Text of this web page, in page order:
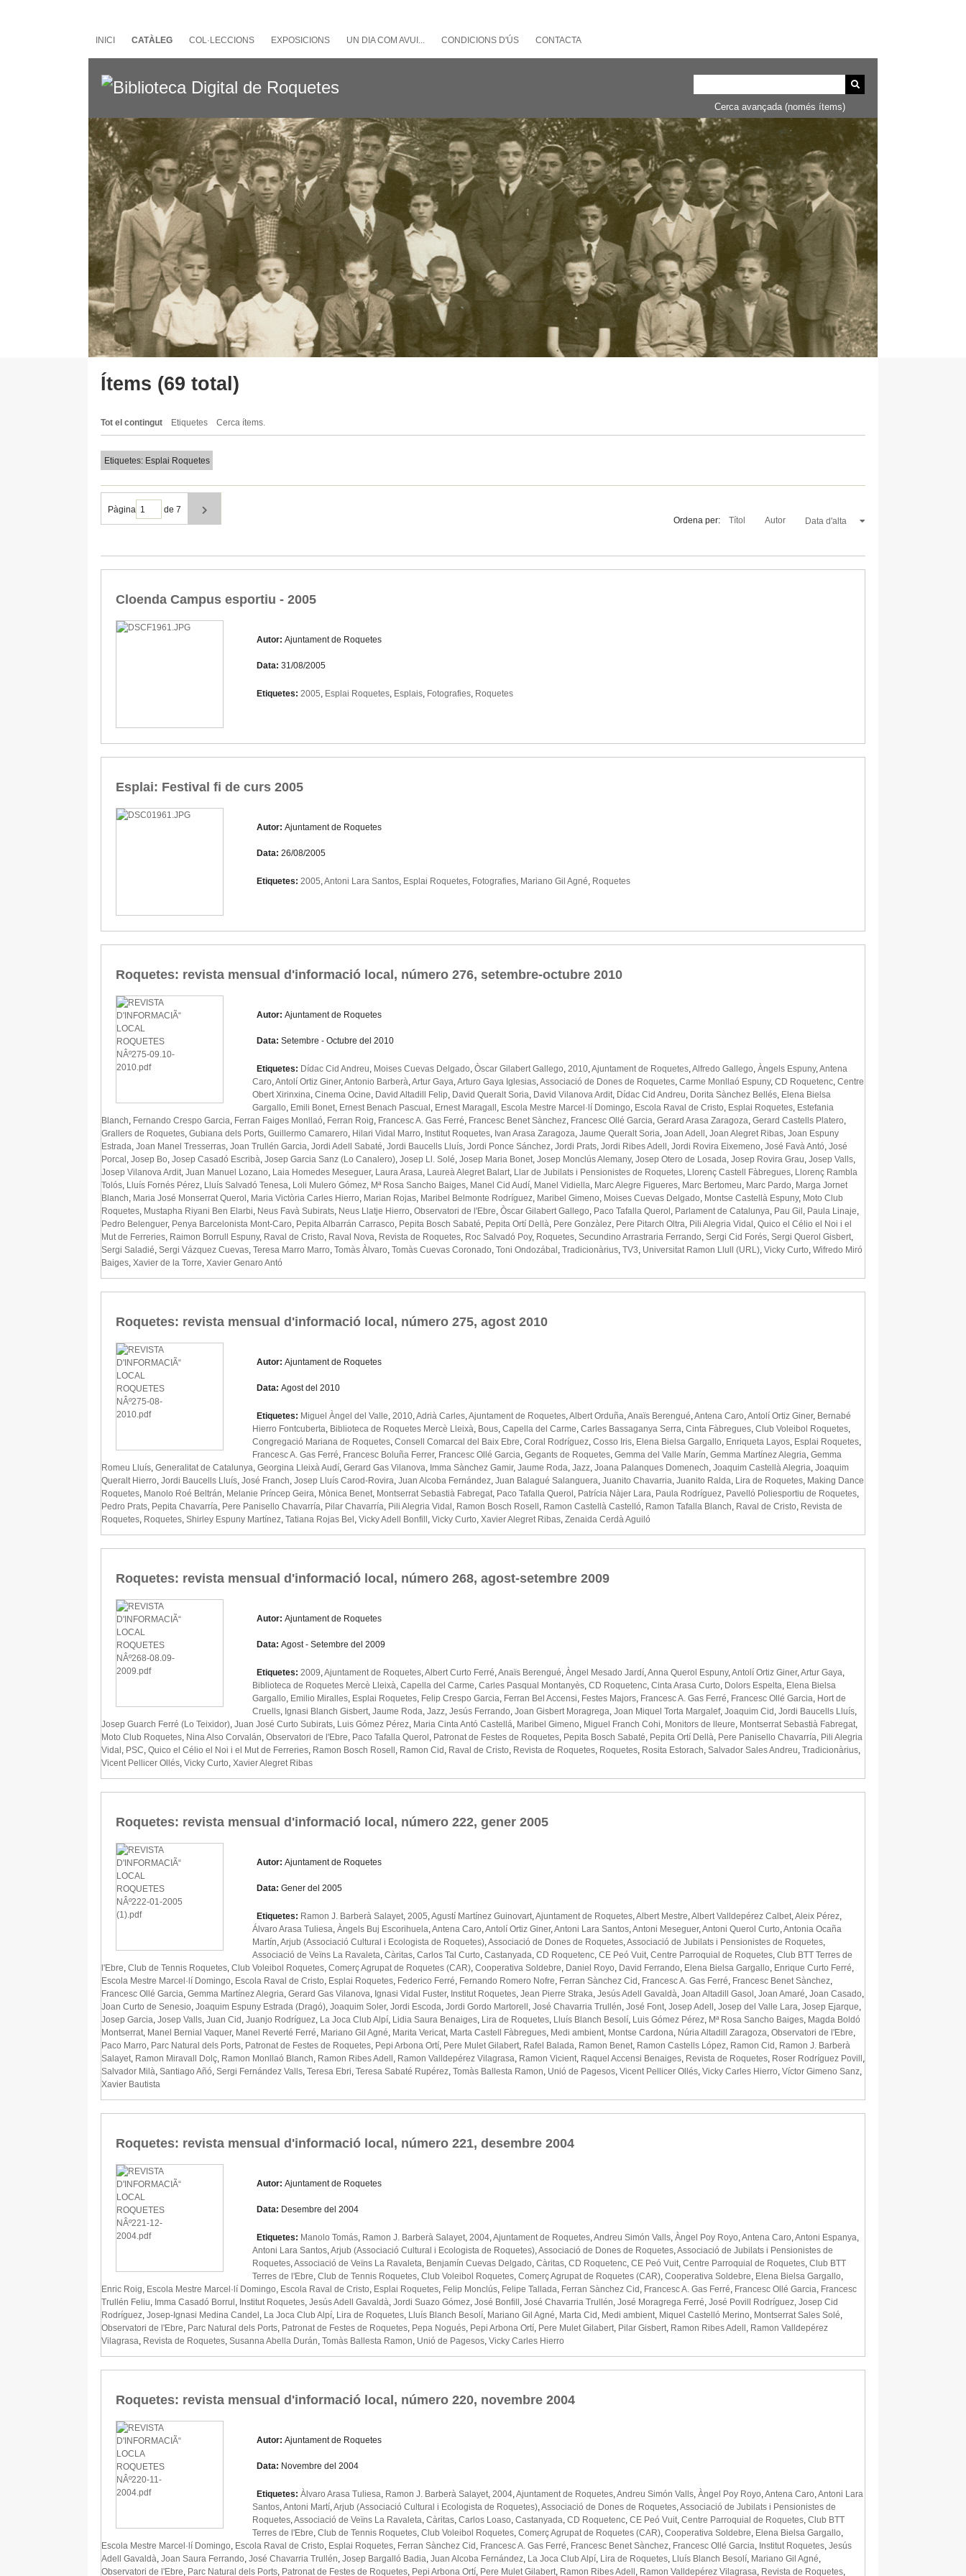
INICI CATÀLEG COL·LECCIONS EXPOSICIONS UN DIA COM AVUI... CONDICIONS D'ÚS CONTACTA
Cerca avançada (només ítems)
Ítems (69 total)
Tot el contingut Etiquetes Cerca ítems.
Etiquetes: Esplai Roquetes
Pàgina
de 7
Ordena per:
Títol Autor Data d'alta
Cloenda Campus esportiu - 2005
Autor: Ajuntament de Roquetes
Data: 31/08/2005
Etiquetes: 2005, Esplai Roquetes, Esplais, Fotografies, Roquetes
Esplai: Festival fi de curs 2005
Autor: Ajuntament de Roquetes
Data: 26/08/2005
Etiquetes: 2005,Antoni Lara Santos, Esplai Roquetes, Fotografies, Mariano Gil Agné, Roquetes
Roquetes: revista mensual d'informació local, número 276, setembre-octubre 2010
Autor: Ajuntament de Roquetes
Data: Setembre - Octubre del 2010
Etiquetes: Dídac Cid Andreu, Moises Cuevas Delgado, Òscar Gilabert Gallego, 2010,Ajuntament de Roquetes,Alfredo Gallego, Àngels Espuny,Antena
Caro,Antolí Ortiz Giner,Antonio Barberà,Artur Gaya,Arturo Gaya Iglesias,Associació de Dones de Roquetes, Carme Monllaó Espuny, CD Roquetenc, Centre
Obert Xirinxina, Cinema Ocine, David Altadill Felip, David Queralt Soria, David Vilanova Ardit, Dídac Cid Andreu, Dorita Sànchez Bellés, Elena Bielsa
Gargallo, Emili Bonet, Ernest Benach Pascual , Ernest Maragall , Escola Mestre Marcel·lí Domingo, Escola Raval de Cristo, Esplai Roquetes, Estefania
Blanch, Fernando Crespo Garcia, Ferran Faiges Monllaó, Ferran Roig, Francesc A. Gas Ferré, Francesc Benet Sànchez, Francesc Ollé Garcia, Gerard Arasa Zaragoza, Gerard Castells Platero,
Grallers de Roquetes, Gubiana dels Ports, Guillermo Camarero, Hilari Vidal Marro, Institut Roquetes, Ivan Arasa Zaragoza, Jaume Queralt Soria, Joan Adell , Joan Alegret Ribas, Joan Espuny
Estrada, Joan Manel Tresserras, Joan Trullén Garcia, Jordi Adell Sabaté, Jordi Baucells Lluís, Jordi Ponce Sánchez, Jordi Prats, Jordi Ribes Adell , Jordi Rovira Eixemeno, José Favà Antó, José
Porcal , Josep Bo, Josep Casadó Escribà, Josep Garcia Sanz (Lo Canalero), Josep Ll. Solé, Josep Maria Bonet, Josep Monclús Alemany, Josep Otero de Losada, Josep Rovira Grau, Josep Valls,
Josep Vilanova Ardit, Juan Manuel Lozano, Laia Homedes Meseguer, Laura Arasa, Laureà Alegret Balart, Llar de Jubilats i Pensionistes de Roquetes, Llorenç Castell Fàbregues, Llorenç Rambla
Tolós, Lluís Fornés Pérez, Lluís Salvadó Tenesa, Loli Mulero Gómez, Mª Rosa Sancho Baiges, Manel Cid Audí, Manel Vidiella, Marc Alegre Figueres, Marc Bertomeu, Marc Pardo, Marga Jornet
Blanch, Maria José Monserrat Querol , Maria Victòria Carles Hierro, Marian Rojas, Maribel Belmonte Rodríguez, Maribel Gimeno, Moises Cuevas Delgado, Montse Castellà Espuny, Moto Club
Roquetes, Mustapha Riyani Ben Elarbi, Neus Favà Subirats, Neus Llatje Hierro, Observatori de l'Ebre, Òscar Gilabert Gallego, Paco Tafalla Querol , Parlament de Catalunya, Pau Gil , Paula Linaje,
Pedro Belenguer, Penya Barcelonista Mont-Caro, Pepita Albarrán Carrasco, Pepita Bosch Sabaté, Pepita Ortí Dellà, Pere Gonzàlez, Pere Pitarch Oltra, Pili Alegria Vidal , Quico el Célio el Noi i el
Mut de Ferreries, Raimon Borrull Espuny, Raval de Cristo, Raval Nova, Revista de Roquetes, Roc Salvadó Poy, Roquetes, Secundino Arrastraria Ferrando, Sergi Cid Forés, Sergi Querol Gisbert,
Sergi Saladié, Sergi Vázquez Cuevas, Teresa Marro Marro, Tomàs Àlvaro, Tomàs Cuevas Coronado, Toni Ondozábal , Tradicionàrius, TV3, Universitat Ramon Llull (URL), Vicky Curto, Wifredo Miró
Baiges, Xavier de la Torre, Xavier Genaro Antó
Roquetes: revista mensual d'informació local, número 275, agost 2010
Autor: Ajuntament de Roquetes
Data: Agost del 2010
Etiquetes: Miguel Àngel del Valle, 2010,Adrià Carles,Ajuntament de Roquetes,Albert Orduña,Anaïs Berengué,Antena Caro,Antolí Ortiz Giner, Bernabé
Hierro Fontcuberta, Biblioteca de Roquetes Mercè Lleixà, Bous, Capella del Carme, Carles Bassaganya Serra, Cinta Fàbregues, Club Voleibol Roquetes,
Congregació Mariana de Roquetes, Consell Comarcal del Baix Ebre, Coral Rodríguez, Cosso Iris, Elena Bielsa Gargallo, Enriqueta Layos, Esplai Roquetes,
Francesc A. Gas Ferré, Francesc Boluña Ferrer, Francesc Ollé Garcia, Gegants de Roquetes, Gemma del Valle Marín, Gemma Martínez Alegria, Gemma
Romeu Lluís, Generalitat de Catalunya, Georgina Lleixà Audí, Gerard Gas Vilanova, Imma Sànchez Gamir, Jaume Roda, Jazz, Joana Palanques Domenech, Joaquim Castellà Alegria, Joaquim
Queralt Hierro, Jordi Baucells Lluís, José Franch, Josep Lluís Carod-Rovira, Juan Alcoba Fernández, Juan Balagué Salanguera, Juanito Chavarria, Juanito Ralda, Lira de Roquetes, Making Dance
Roquetes, Manolo Roé Beltrán, Melanie Príncep Geira, Mònica Benet, Montserrat Sebastià Fabregat, Paco Tafalla Querol , Patrícia Nàjer Lara, Paula Rodríguez, Pavelló Poliesportiu de Roquetes,
Pedro Prats, Pepita Chavarría, Pere Panisello Chavarría, Pilar Chavarría, Pili Alegria Vidal , Ramon Bosch Rosell , Ramon Castellà Castelló, Ramon Tafalla Blanch, Raval de Cristo, Revista de
Roquetes, Roquetes, Shirley Espuny Martínez, Tatiana Rojas Bel , Vicky Adell Bonfill , Vicky Curto, Xavier Alegret Ribas, Zenaida Cerdà Aguiló
Roquetes: revista mensual d'informació local, número 268, agost-setembre 2009
Autor: Ajuntament de Roquetes
Data: Agost - Setembre del 2009
Etiquetes: 2009,Ajuntament de Roquetes,Albert Curto Ferré,Anaïs Berengué, Àngel Mesado Jardí,Anna Querol Espuny,Antolí Ortiz Giner,Artur Gaya,
Biblioteca de Roquetes Mercè Lleixà, Capella del Carme, Carles Pasqual Montanyès, CD Roquetenc, Cinta Arasa Curto, Dolors Espelta, Elena Bielsa
Gargallo, Emilio Miralles, Esplai Roquetes, Felip Crespo Garcia, Ferran Bel Accensi, Festes Majors, Francesc A. Gas Ferré, Francesc Ollé Garcia, Hort de
Cruells, Ignasi Blanch Gisbert, Jaume Roda, Jazz, Jesús Ferrando, Joan Gisbert Moragrega, Joan Miquel Torta Margalef, Joaquim Cid , Jordi Baucells Lluís,
Josep Guarch Ferré (Lo Teixidor), Juan José Curto Subirats, Luis Gómez Pérez, Maria Cinta Antó Castellá, Maribel Gimeno, Miguel Franch Cohi, Monitors de lleure, Montserrat Sebastià Fabregat,
Moto Club Roquetes, Nina Also Corvalán, Observatori de l'Ebre, Paco Tafalla Querol , Patronat de Festes de Roquetes, Pepita Bosch Sabaté, Pepita Ortí Dellà, Pere Panisello Chavarría, Pili Alegria
Vidal , PSC, Quico el Célio el Noi i el Mut de Ferreries, Ramon Bosch Rosell , Ramon Cid , Raval de Cristo, Revista de Roquetes, Roquetes, Rosita Estorach, Salvador Sales Andreu, Tradicionàrius,
Vicent Pellicer Ollés, Vicky Curto, Xavier Alegret Ribas
Roquetes: revista mensual d'informació local, número 222, gener 2005
Autor: Ajuntament de Roquetes
Data: Gener del 2005
Etiquetes: Ramon J. Barberà Salayet, 2005,Agustí Martínez Guinovart,Ajuntament de Roquetes,Albert Mestre,Albert Valldepérez Calbet,Aleix Pérez,
Álvaro Arasa Tuliesa, Àngels Buj Escorihuela,Antena Caro,Antolí Ortiz Giner,Antoni Lara Santos,Antoni Meseguer,Antoni Querol Curto,Antonia Ocaña
Martín,Arjub (Associació Cultural i Ecologista de Roquetes),Associació de Dones de Roquetes,Associació de Jubilats i Pensionistes de Roquetes,
Associació de Veïns La Ravaleta, Càritas, Carlos Tal Curto, Castanyada, CD Roquetenc, CE Peó Vuit, Centre Parroquial de Roquetes, Club BTT Terres de
l'Ebre, Club de Tennis Roquetes, Club Voleibol Roquetes, Comerç Agrupat de Roquetes (CAR), Cooperativa Soldebre, Daniel Royo, David Ferrando, Elena Bielsa Gargallo, Enrique Curto Ferré,
Escola Mestre Marcel·lí Domingo, Escola Raval de Cristo, Esplai Roquetes, Federico Ferré, Fernando Romero Nofre, Ferran Sànchez Cid , Francesc A. Gas Ferré, Francesc Benet Sànchez,
Francesc Ollé Garcia, Gemma Martínez Alegria, Gerard Gas Vilanova, Ignasi Vidal Fuster, Institut Roquetes, Jean Pierre Straka, Jesús Adell Gavaldà, Joan Altadill Gasol , Joan Amaré, Joan Casado,
Joan Curto de Senesio, Joaquim Espuny Estrada (Dragó), Joaquim Soler, Jordi Escoda, Jordi Gordo Martorell , José Chavarria Trullén, José Font, Josep Adell , Josep del Valle Lara, Josep Ejarque,
Josep Garcia, Josep Valls, Juan Cid , Juanjo Rodríguez, La Joca Club Alpí, Lidia Saura Benaiges, Lira de Roquetes, Lluís Blanch Besolí, Luis Gómez Pérez, Mª Rosa Sancho Baiges, Magda Boldó
Montserrat, Manel Bernial Vaquer, Manel Reverté Ferré, Mariano Gil Agné, Marita Vericat, Marta Castell Fàbregues, Medi ambient, Montse Cardona, Núria Altadill Zaragoza, Observatori de l'Ebre,
Paco Marro, Parc Natural dels Ports, Patronat de Festes de Roquetes, Pepi Arbona Ortí, Pere Mulet Gilabert, Rafel Balada, Ramon Benet, Ramon Castells López, Ramon Cid , Ramon J. Barberà
Salayet, Ramon Miravall Dolç, Ramon Monllaó Blanch, Ramon Ribes Adell , Ramon Valldepérez Vilagrasa, Ramon Vicient, Raquel Accensi Benaiges, Revista de Roquetes, Roser Rodríguez Povill ,
Salvador Milà, Santiago Añó, Sergi Fernández Valls, Teresa Ebri, Teresa Sabaté Rupérez, Tomàs Ballesta Ramon, Unió de Pagesos, Vicent Pellicer Ollés, Vicky Carles Hierro, Víctor Gimeno Sanz,
Xavier Bautista
Roquetes: revista mensual d'informació local, número 221, desembre 2004
Autor: Ajuntament de Roquetes
Data: Desembre del 2004
Etiquetes: Manolo Tomás, Ramon J. Barberà Salayet, 2004,Ajuntament de Roquetes,Andreu Simón Valls, Àngel Poy Royo,Antena Caro,Antoni Espanya,
Antoni Lara Santos,Arjub (Associació Cultural i Ecologista de Roquetes),Associació de Dones de Roquetes,Associació de Jubilats i Pensionistes de
Roquetes,Associació de Veïns La Ravaleta, Benjamín Cuevas Delgado, Càritas, CD Roquetenc, CE Peó Vuit, Centre Parroquial de Roquetes, Club BTT
Terres de l'Ebre, Club de Tennis Roquetes, Club Voleibol Roquetes, Comerç Agrupat de Roquetes (CAR), Cooperativa Soldebre, Elena Bielsa Gargallo,
Enric Roig, Escola Mestre Marcel·lí Domingo, Escola Raval de Cristo, Esplai Roquetes, Felip Monclús, Felipe Tallada, Ferran Sànchez Cid , Francesc A. Gas Ferré, Francesc Ollé Garcia, Francesc
Trullén Feliu, Imma Casadó Borrul , Institut Roquetes, Jesús Adell Gavaldà, Jordi Suazo Gómez, José Bonfill , José Chavarria Trullén, José Moragrega Ferré, José Povill Rodríguez, Josep Cid
Rodríguez, Josep-Ignasi Medina Candel , La Joca Club Alpí, Lira de Roquetes, Lluís Blanch Besolí, Mariano Gil Agné, Marta Cid , Medi ambient, Miquel Castelló Merino, Montserrat Sales Solé,
Observatori de l'Ebre, Parc Natural dels Ports, Patronat de Festes de Roquetes, Pepa Nogués, Pepi Arbona Ortí, Pere Mulet Gilabert, Pilar Gisbert, Ramon Ribes Adell , Ramon Valldepérez
Vilagrasa, Revista de Roquetes, Susanna Abella Durán, Tomàs Ballesta Ramon, Unió de Pagesos, Vicky Carles Hierro
Roquetes: revista mensual d'informació local, número 220, novembre 2004
Autor: Ajuntament de Roquetes
Data: Novembre del 2004
Etiquetes: Àlvaro Arasa Tuliesa, Ramon J. Barberà Salayet, 2004,Ajuntament de Roquetes,Andreu Simón Valls, Àngel Poy Royo,Antena Caro,Antoni Lara
Santos,Antoni Martí,Arjub (Associació Cultural i Ecologista de Roquetes),Associació de Dones de Roquetes,Associació de Jubilats i Pensionistes de
Roquetes,Associació de Veïns La Ravaleta, Càritas, Carlos Loaso, Castanyada, CD Roquetenc, CE Peó Vuit, Centre Parroquial de Roquetes, Club BTT
Terres de l'Ebre, Club de Tennis Roquetes, Club Voleibol Roquetes, Comerç Agrupat de Roquetes (CAR), Cooperativa Soldebre, Elena Bielsa Gargallo,
Escola Mestre Marcel·lí Domingo, Escola Raval de Cristo, Esplai Roquetes, Ferran Sànchez Cid , Francesc A. Gas Ferré, Francesc Benet Sànchez, Francesc Ollé Garcia, Institut Roquetes, Jesús
Adell Gavaldà, Joan Saura Ferrando, José Chavarria Trullén, Josep Bargalló Badia, Juan Alcoba Fernández, La Joca Club Alpí, Lira de Roquetes, Lluís Blanch Besolí, Mariano Gil Agné,
Observatori de l'Ebre, Parc Natural dels Ports, Patronat de Festes de Roquetes, Pepi Arbona Ortí, Pere Mulet Gilabert, Ramon Ribes Adell , Ramon Valldepérez Vilagrasa, Revista de Roquetes,